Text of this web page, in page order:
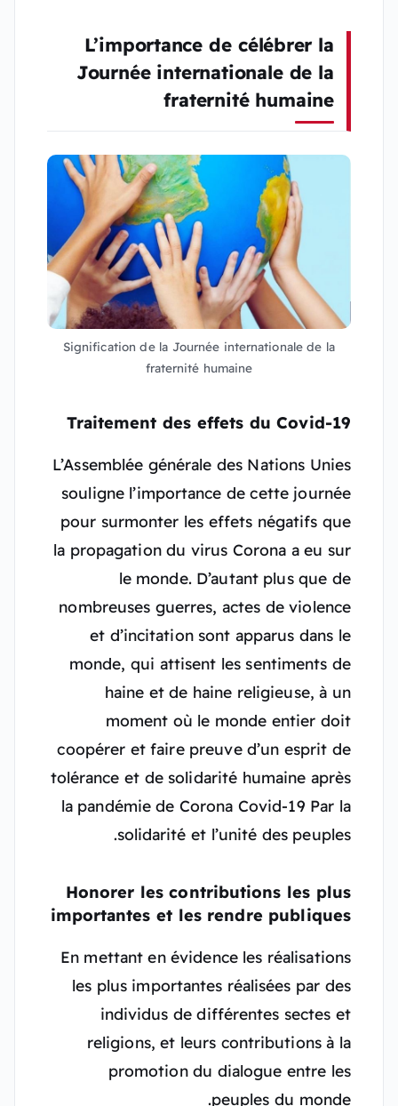
L’importance de célébrer la
Journée internationale de la
fraternité humaine
Signification de la Journée internationale de la
fraternité humaine
Traitement des effets du Covid-19
L’Assemblée générale des Nations Unies
souligne l’importance de cette journée
pour surmonter les effets négatifs que
la propagation du virus Corona a eu sur
le monde. D’autant plus que de
nombreuses guerres, actes de violence
et d’incitation sont apparus dans le
monde, qui attisent les sentiments de
haine et de haine religieuse, à un
moment où le monde entier doit
coopérer et faire preuve d’un esprit de
tolérance et de solidarité humaine après
la pandémie de Corona Covid-19 Par la
solidarité et l’unité des peuples.
Honorer les contributions les plus
importantes et les rendre publiques
En mettant en évidence les réalisations
les plus importantes réalisées par des
individus de différentes sectes et
religions, et leurs contributions à la
promotion du dialogue entre les
peuples du monde.